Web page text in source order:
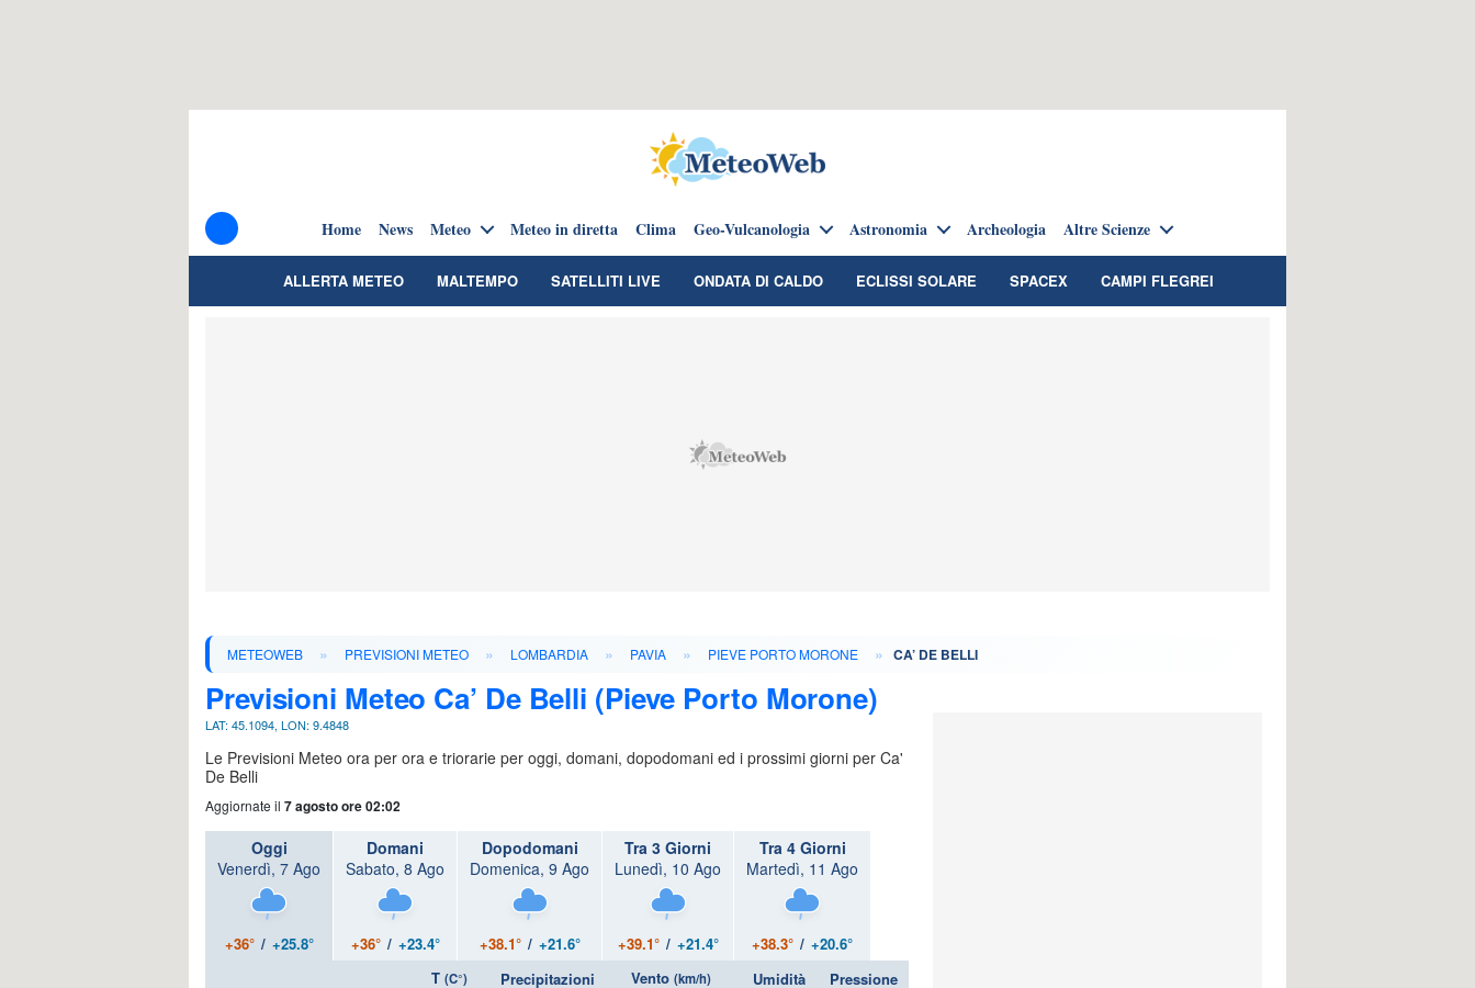
Home News Meteo Meteo in diretta Clima Geo-Vulcanologia Astronomia Archeologia Altre Scienze
ALLERTA METEO MALTEMPO SATELLITI LIVE ONDATA DI CALDO ECLISSI SOLARE SPACEX CAMPI FLEGREI
METEOWEB » PREVISIONI METEO » LOMBARDIA » PAVIA » PIEVE PORTO MORONE » CA’ DE BELLI
Previsioni Meteo Ca’ De Belli (Pieve Porto Morone)
LAT: 45.1094, LON: 9.4848
Le Previsioni Meteo ora per ora e triorarie per oggi, domani, dopodomani ed i prossimi giorni per Ca'
De Belli
Aggiornate il 7 agosto ore 02:02
Oggi
Venerdì, 7 Ago
+36° / +25.8°
Domani
Sabato, 8 Ago
+36° / +23.4°
Dopodomani
Domenica, 9 Ago
+38.1° / +21.6°
Tra 3 Giorni
Lunedì, 10 Ago
+39.1° / +21.4°
Tra 4 Giorni
Martedì, 11 Ago
+38.3° / +20.6°
T (C°) Precipitazioni Vento (km/h) Umidità Pressione